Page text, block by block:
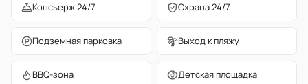
Консьерж 24/7 Охрана 24/7
Подземная парковка Выход к пляжу
BBQ-зона Детская площадка